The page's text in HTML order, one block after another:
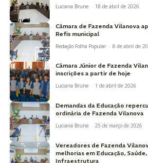
Luciana Brune - 18 de abril de 2026
Câmara de Fazenda Vilanova
Refis municipal
Redação Folha Popular - 8 de abril de
Câmara Júnior de Fazenda
inscrições a partir de hoje
Luciana Brune - 1 de abril de 2026
Demandas da Educação
ordinária de Fazenda Vilanova
Luciana Brune - 25 de março de 2026
Vereadores de Fazenda
melhorias em Educação,
Infraestrutura